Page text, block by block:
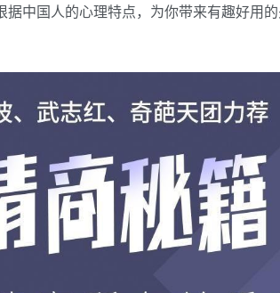
中国人的心理特点，为你带来有趣好用